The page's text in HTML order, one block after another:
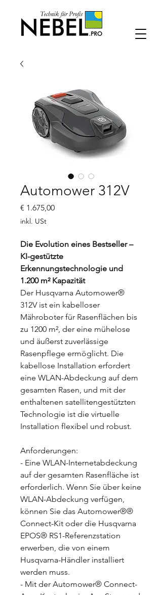
Automower 312V
€ 1.675,00Preis
inkl. USt
Die Evolution eines Bestseller –
KI-gestützte
Erkennungstechnologie und
1.200 m² Kapazität
Der Husqvarna Automower®
312V ist ein kabelloser
Mähroboter für Rasenflächen bis
zu 1200 m², der eine mühelose
und äußerst zuverlässige
Rasenpflege ermöglicht. Die
kabellose Installation erfordert
eine WLAN-Abdeckung auf dem
gesamten Rasen, und mit der
enthaltenen satellitengestützten
Technologie ist die virtuelle
Installation flexibel und robust.
Anforderungen:
- Eine WLAN-Internetabdeckung
auf der gesamten Rasenfläche ist
erforderlich. Wenn Sie über keine
WLAN-Abdeckung verfügen,
können Sie das Automower®®
Connect-Kit oder die Husqvarna
EPOS® RS1-Referenzstation
erwerben, die von einem
Husqvarna-Händler installiert
werden muss.
- Mit der Automower® Connect-